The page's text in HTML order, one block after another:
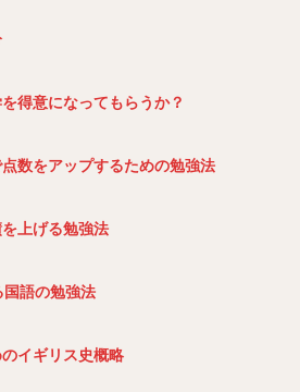
得意になってもらうか？
数をアップするための勉強法
上げる勉強法
語の勉強法
イギリス史概略